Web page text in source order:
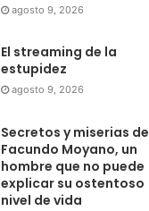
agosto 9, 2026
El streaming de la
estupidez
agosto 9, 2026
Secretos y miserias de
Facundo Moyano, un
hombre que no puede
explicar su ostentoso
nivel de vida